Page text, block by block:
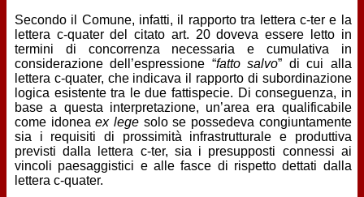
Secondo il Comune, infatti, il rapporto tra lettera c-ter e la
lettera c-quater del citato art. 20 doveva essere letto in
termini di concorrenza necessaria e cumulativa in
considerazione dell’espressione “fatto salvo” di cui alla
lettera c-quater, che indicava il rapporto di subordinazione
logica esistente tra le due fattispecie. Di conseguenza, in
base a questa interpretazione, un’area era qualificabile
come idoneaex lege solo se possedeva congiuntamente
sia i requisiti di prossimità infrastrutturale e produttiva
previsti dalla lettera c-ter, sia i presupposti connessi ai
vincoli paesaggistici e alle fasce di rispetto dettati dalla
lettera c-quater.